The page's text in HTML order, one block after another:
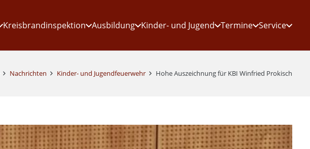
Kreisbrandinspektion Ausbildung Kinder- und Jugend Termine Service
Nachrichten Kinder- und Jugendfeuerwehr Hohe Auszeichnung für KBI Winfried Prokisch